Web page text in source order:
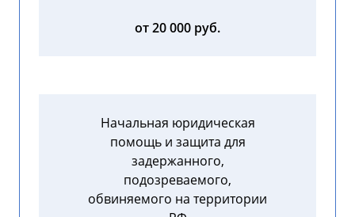
от 20 000 руб.
Начальная юридическая
помощь и защита для
задержанного,
подозреваемого,
обвиняемого на территории